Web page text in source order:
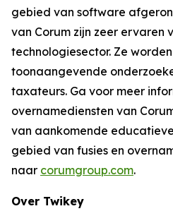
gebied van software
van Corum zijn zeer ervaren
technologiesector. Ze
toonaangevende
taxateurs. Ga voor meer
overnamediensten van
van aankomende
gebied van fusies en
naar corumgroup.com.
Over Twikey